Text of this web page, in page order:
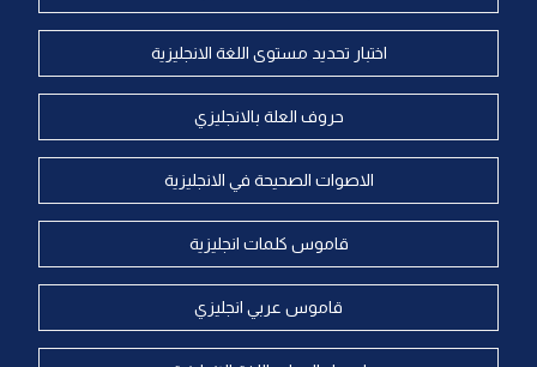
اختبار تحديد مستوى اللغة الانجليزية
حروف العلة بالانجليزي
الاصوات الصحيحة في الانجليزية
قاموس كلمات انجليزية
قاموس عربي انجليزي